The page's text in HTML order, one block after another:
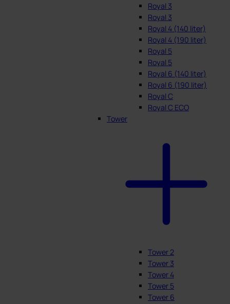
Royal 3
Royal 3
Royal 4 (140 liter)
Royal 4 (190 liter)
Royal 5
Royal 5
Royal 6 (140 liter)
Royal 6 (190 liter)
Royal C
Royal C ECO
Tower
Tower 2
Tower 3
Tower 4
Tower 5
Tower 6